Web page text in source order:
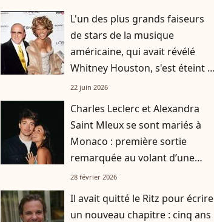
L'un des plus grands faiseurs
de stars de la musique
américaine, qui avait révélé
Whitney Houston, s'est éteint à
l'âge de 94 ans
22 juin 2026
Charles Leclerc et Alexandra
Saint Mleux se sont mariés à
Monaco : première sortie
remarquée au volant d’une
voiture d’exception
28 février 2026
Il avait quitté le Ritz pour écrire
un nouveau chapitre : cinq ans